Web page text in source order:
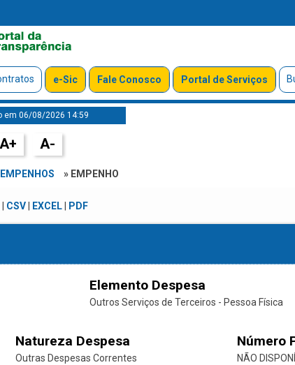
e-Sic Fale Conosco Portal de Serviços
em 06/08/2026 14:59
A+ A-
EMPENHOS » EMPENHO
CSV| EXCEL| PDF
Elemento Despesa
Outros Serviços de Terceiros - Pessoa Física
Natureza Despesa
Outras Despesas Correntes
Número
NÃO